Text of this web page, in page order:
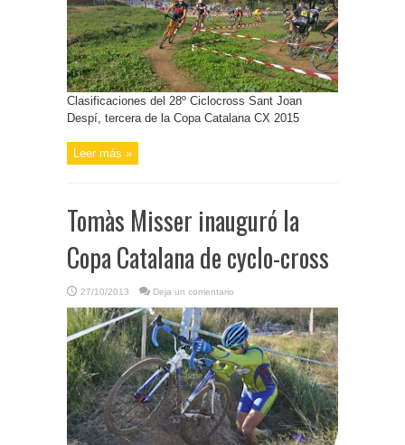
Clasificaciones del 28º Ciclocross Sant Joan
Despí, tercera de la Copa Catalana CX 2015
Leer más »
Tomàs Misser inauguró la
Copa Catalana de cyclo-cross
27/10/2013 Deja un comentario